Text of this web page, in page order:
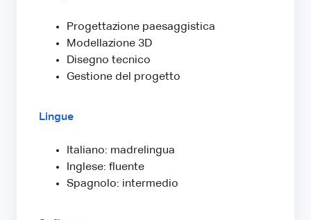
Progettazione paesaggistica
Modellazione 3D
Disegno tecnico
Gestione del progetto
Lingue
Italiano: madrelingua
Inglese: fluente
Spagnolo: intermedio